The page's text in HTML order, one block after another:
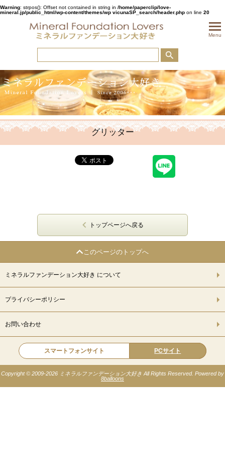
Warning: strpos(): Offset not contained in string in /home/paperclip/love-
mineral.jp/public_html/wp-content/themes/wp vicunaSP_search/header.php on line 20
Menu
グリッター
トップページへ戻る
このページのトップへ
ミネラルファンデーション大好き について
プライバシーポリシー
お問い合わせ
スマートフォンサイト PCサイト
Copyright © 2009-2026 ミネラルファンデーション大好き All Rights Reserved. Powered by
8balloons